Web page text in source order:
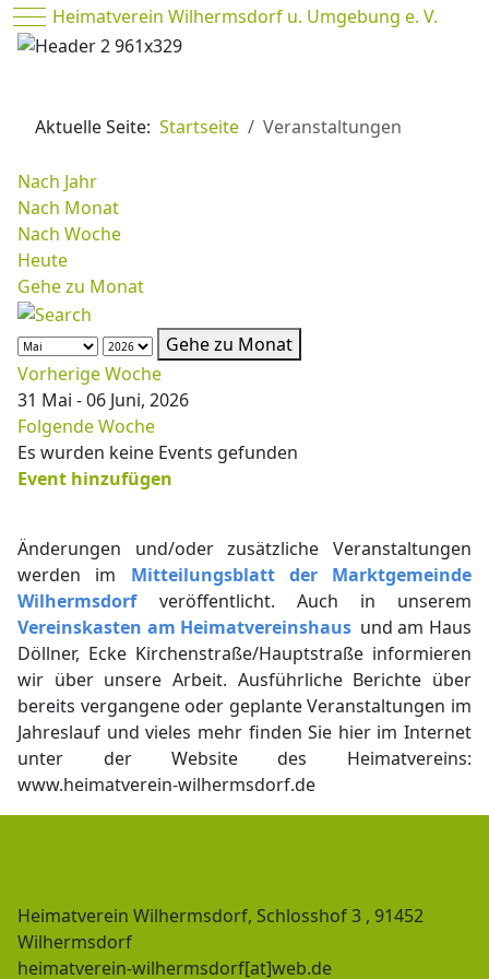
Mobile Menu Toggle
Heimatverein Wilhermsdorf u. Umgebung e. V.
Aktuelle Seite:Startseite Veranstaltungen
Nach Jahr
Nach Monat
Nach Woche
Heute
Gehe zu Monat
Gehe zu Monat
Vorherige Woche
31 Mai - 06 Juni, 2026
Folgende Woche
Es wurden keine Events gefunden
Event hinzufügen
Änderungen und/oder zusätzliche Veranstaltungen
werden im Mitteilungsblatt der Marktgemeinde
Wilhermsdorf veröffentlicht. Auch in unserem
Vereinskasten am Heimatvereinshaus und am Haus
Döllner, Ecke Kirchenstraße/Hauptstraße informieren
wir über unsere Arbeit. Ausführliche Berichte über
bereits vergangene oder geplante Veranstaltungen im
Jahreslauf und vieles mehr finden Sie hier im Internet
unter der Website des Heimatvereins:
www.heimatverein-wilhermsdorf.de
Heimatverein Wilhermsdorf, Schlosshof 3 , 91452
Wilhermsdorf
heimatverein-wilhermsdorf[at]web.de